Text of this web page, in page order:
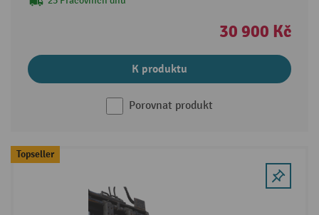
30 900 Kč
K produktu
Porovnat produkt
Topseller